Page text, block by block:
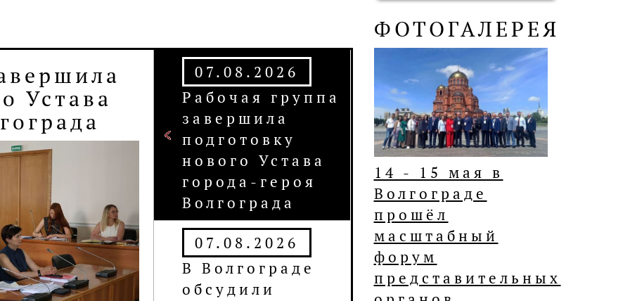
07.08.2026
Рабочая группа
завершила
подготовку
нового Устава
города-героя
Волгограда
07.08.2026
В Волгограде
обсудили
ФОТОГАЛЕРЕЯ
14 - 15 мая в
Волгограде
прошёл
масштабный
форум
представительных